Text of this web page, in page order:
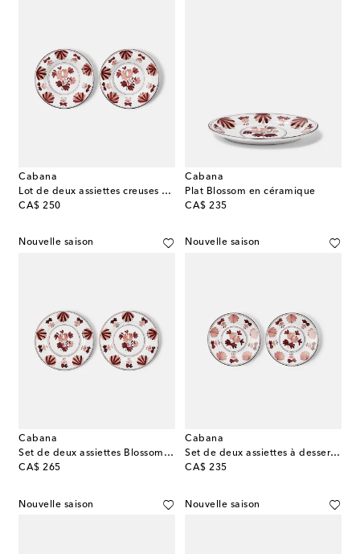
Cabana
Lot de deux assiettes creuses Blossom en céramique
CA$ 250
original price
Cabana
Plat Blossom en céramique
CA$ 235
original price
Nouvelle saison
Cabana
Set de deux assiettes Blossom en céramique
CA$ 265
original price
Nouvelle saison
Cabana
Set de deux assiettes à dessert Blossom en céramique
CA$ 235
original price
Nouvelle saison Nouvelle saison